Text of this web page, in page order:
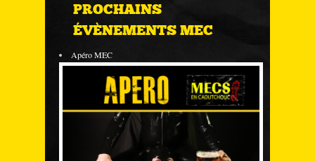
PROCHAINS
ÉVÈNEMENTS MEC
Apéro MEC